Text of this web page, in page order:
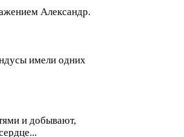
Александр.
имели одних
и добывают,